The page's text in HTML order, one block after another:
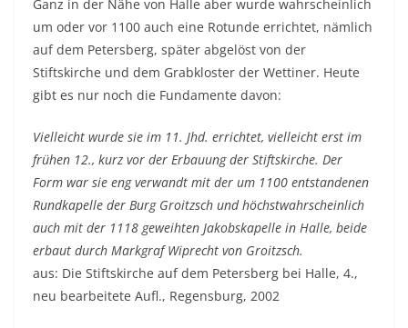
Ganz in der Nähe von Halle aber wurde wahrscheinlich
um oder vor 1100 auch eine Rotunde errichtet, nämlich
auf dem Petersberg, später abgelöst von der
Stiftskirche und dem Grabkloster der Wettiner. Heute
gibt es nur noch die Fundamente davon:
Vielleicht wurde sie im 11. Jhd. errichtet, vielleicht erst im
frühen 12., kurz vor der Erbauung der Stiftskirche. Der
Form war sie eng verwandt mit der um 1100 entstandenen
Rundkapelle der Burg Groitzsch und höchstwahrscheinlich
auch mit der 1118 geweihten Jakobskapelle in Halle, beide
erbaut durch Markgraf Wiprecht von Groitzsch.
aus: Die Stiftskirche auf dem Petersberg bei Halle, 4.,
neu bearbeitete Aufl., Regensburg, 2002